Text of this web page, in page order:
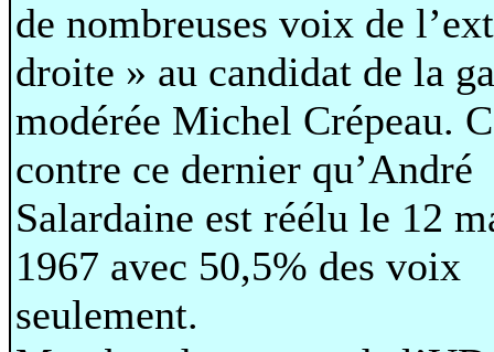
de nombreuses voix de
droite » au candidat de la
modérée Michel Crépeau.
contre ce dernier qu’André
Salardaine est réélu le 12
1967 avec 50,5% des voix
seulement.